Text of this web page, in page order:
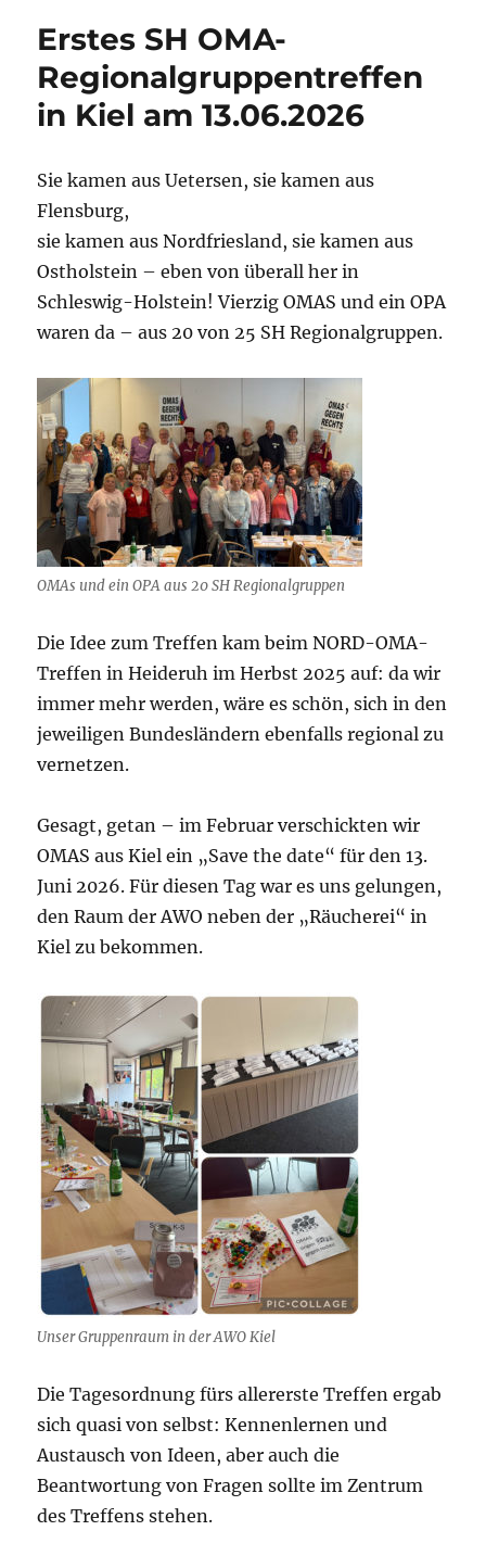
Erstes SH OMA-
Regionalgruppentreffen
in Kiel am 13.06.2026
Sie kamen aus Uetersen, sie kamen aus
Flensburg,
sie kamen aus Nordfriesland, sie kamen aus
Ostholstein – eben von überall her in
Schleswig-Holstein! Vierzig OMAS und ein OPA
waren da – aus 20 von 25 SH Regionalgruppen.
OMAs und ein OPA aus 20 SH Regionalgruppen
Die Idee zum Treffen kam beim NORD-OMA-
Treffen in Heideruh im Herbst 2025 auf: da wir
immer mehr werden, wäre es schön, sich in den
jeweiligen Bundesländern ebenfalls regional zu
vernetzen.
Gesagt, getan – im Februar verschickten wir
OMAS aus Kiel ein „Save the date“ für den 13.
Juni 2026. Für diesen Tag war es uns gelungen,
den Raum der AWO neben der „Räucherei“ in
Kiel zu bekommen.
Unser Gruppenraum in der AWO Kiel
Die Tagesordnung fürs allererste Treffen ergab
sich quasi von selbst: Kennenlernen und
Austausch von Ideen, aber auch die
Beantwortung von Fragen sollte im Zentrum
des Treffens stehen.